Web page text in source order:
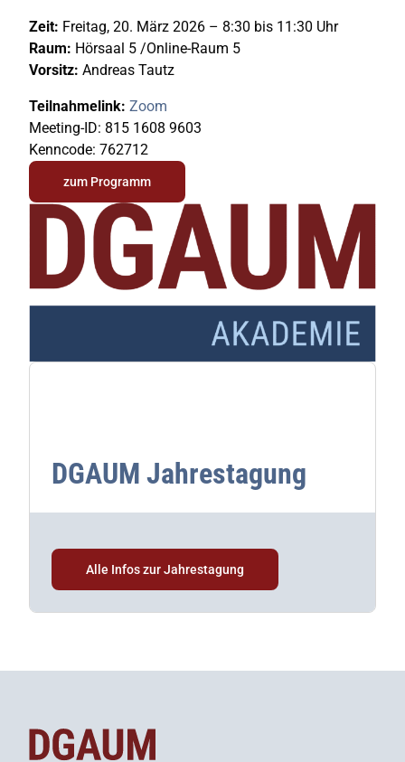
Zeit: Freitag, 20. März 2026 – 8:30 bis 11:30 Uhr
Raum: Hörsaal 5 /Online-Raum 5
Vorsitz:Andreas Tautz
Teilnahmelink:Zoom
Meeting-ID: 815 1608 9603
Kenncode: 762712
zum Programm
DGAUM Jahrestagung
Alle Infos zur Jahrestagung